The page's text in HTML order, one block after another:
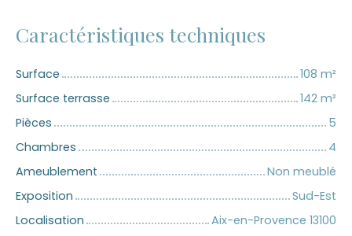
Caractéristiques techniques
Surface 108 m²
Surface terrasse
142 m²
Pièces
5
Chambres
4
Ameublement
Non meublé
Exposition
Sud-Est
Localisation
Aix-en-Provence 13100